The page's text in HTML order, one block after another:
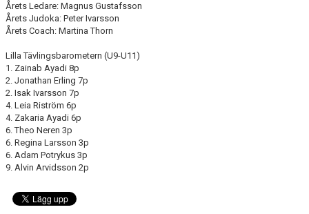
Årets Ledare: Magnus Gustafsson
Årets Judoka: Peter Ivarsson
Årets Coach: Martina Thorn
Lilla Tävlingsbarometern (U9-U11)
1. Zainab Ayadi 8p
2. Jonathan Erling 7p
2. Isak Ivarsson 7p
4. Leia Riström 6p
4. Zakaria Ayadi 6p
6. Theo Neren 3p
6. Regina Larsson 3p
6. Adam Potrykus 3p
9. Alvin Arvidsson 2p